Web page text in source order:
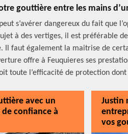
gouttière entre les mains
s’avérer dangereux du fait que
à des vertiges, il est préférable
Il faut également la maitrise de
offre à Feuquieres ses
toute l’efficacité de protection dont
avec un
confiance à
Justin
vos